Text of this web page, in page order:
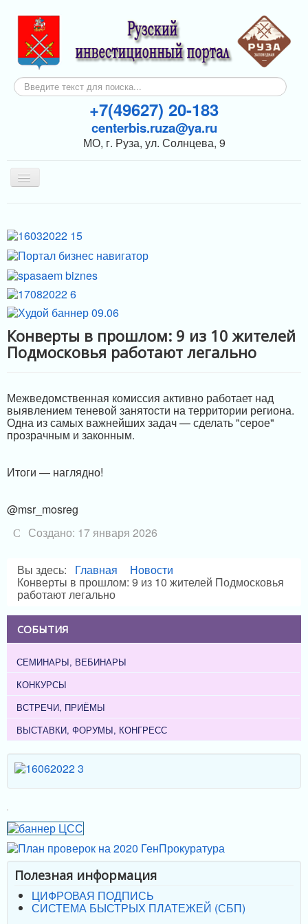
Искать...
+7(49627) 20-183
centerbis.ruza@ya.ru
МО, г. Руза, ул. Солнцева, 9
Включить/
выключить
ГЛАВНАЯ
НОВОСТИ
ИНВЕСТОРАМ
ИНФРАСТРУКТУРА ПОДДЕРЖКИ
Конверты в прошлом: 9 из 10 жителей
Подмосковья работают легально
Межведомственная комиссия активно работает над
выявлением теневой занятости на территории региона.
Одна из самых важнейших задач — сделать "серое"
прозрачным и законным.
Итоги — наглядно!
@msr_mosreg
Создано: 17 января 2026
Вы здесь: Главная Новости
Конверты в прошлом: 9 из 10 жителей Подмосковья
работают легально
СОБЫТИЯ
СЕМИНАРЫ, ВЕБИНАРЫ
КОНКУРСЫ
ВСТРЕЧИ, ПРИЁМЫ
ВЫСТАВКИ, ФОРУМЫ, КОНГРЕСС
Полезная информация
ЦИФРОВАЯ ПОДПИСЬ
СИСТЕМА БЫСТРЫХ ПЛАТЕЖЕЙ (СБП)